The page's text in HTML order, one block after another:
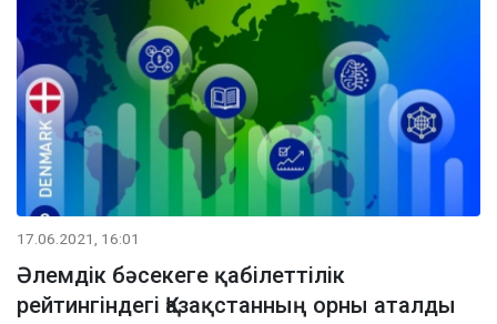
17.06.2021, 16:01
Әлемдік бәсекеге қабілеттілік
рейтингіндегі Қазақстанның орны аталды